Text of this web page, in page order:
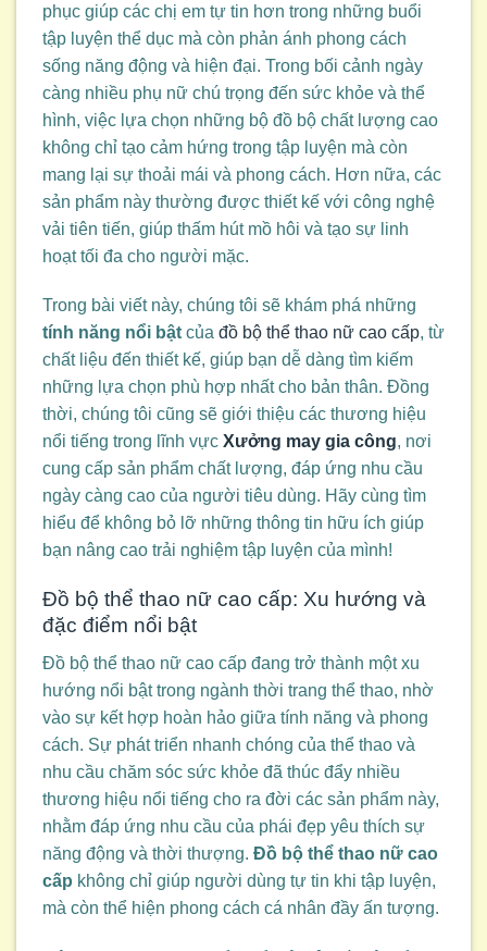
phục giúp các chị em tự tin hơn trong những buổi
tập luyện thể dục mà còn phản ánh phong cách
sống năng động và hiện đại. Trong bối cảnh ngày
càng nhiều phụ nữ chú trọng đến sức khỏe và thể
hình, việc lựa chọn những bộ đồ bộ chất lượng cao
không chỉ tạo cảm hứng trong tập luyện mà còn
mang lại sự thoải mái và phong cách. Hơn nữa, các
sản phẩm này thường được thiết kế với công nghệ
vải tiên tiến, giúp thấm hút mồ hôi và tạo sự linh
hoạt tối đa cho người mặc.
Trong bài viết này, chúng tôi sẽ khám phá những
tính năng nổi bật của đồ bộ thể thao nữ cao cấp, từ
chất liệu đến thiết kế, giúp bạn dễ dàng tìm kiếm
những lựa chọn phù hợp nhất cho bản thân. Đồng
thời, chúng tôi cũng sẽ giới thiệu các thương hiệu
nổi tiếng trong lĩnh vực Xưởng may gia công, nơi
cung cấp sản phẩm chất lượng, đáp ứng nhu cầu
ngày càng cao của người tiêu dùng. Hãy cùng tìm
hiểu để không bỏ lỡ những thông tin hữu ích giúp
bạn nâng cao trải nghiệm tập luyện của mình!
Đồ bộ thể thao nữ cao cấp: Xu hướng và
đặc điểm nổi bật
Đồ bộ thể thao nữ cao cấp đang trở thành một xu
hướng nổi bật trong ngành thời trang thể thao, nhờ
vào sự kết hợp hoàn hảo giữa tính năng và phong
cách. Sự phát triển nhanh chóng của thể thao và
nhu cầu chăm sóc sức khỏe đã thúc đẩy nhiều
thương hiệu nổi tiếng cho ra đời các sản phẩm này,
nhằm đáp ứng nhu cầu của phái đẹp yêu thích sự
năng động và thời thượng. Đồ bộ thể thao nữ cao
cấp không chỉ giúp người dùng tự tin khi tập luyện,
mà còn thể hiện phong cách cá nhân đầy ấn tượng.